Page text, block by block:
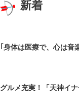
新着
｢身体は医療で、心は
グルメ充実！「天神イ